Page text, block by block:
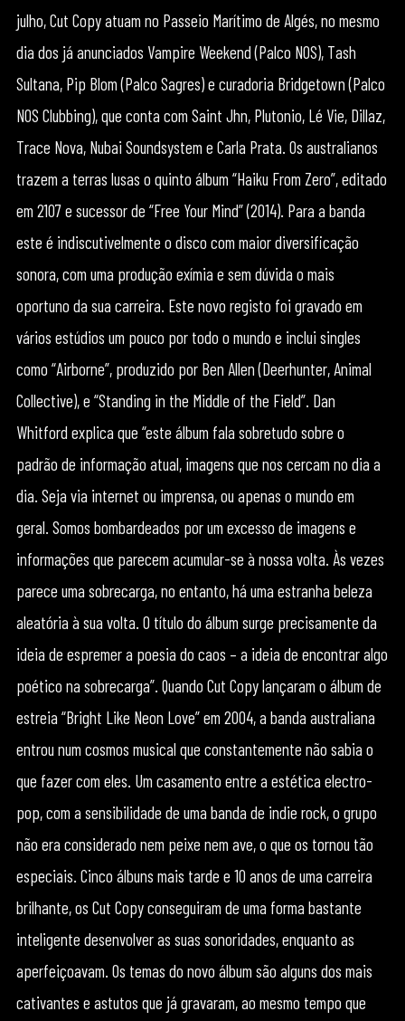
julho, Cut Copy atuam no Passeio Marítimo de Algés, no mesmo
dia dos já anunciados Vampire Weekend (Palco NOS), Tash
Sultana, Pip Blom (Palco Sagres) e curadoria Bridgetown (Palco
NOS Clubbing), que conta com Saint Jhn, Plutonio, Lé Vie, Dillaz,
Trace Nova, Nubai Soundsystem e Carla Prata. Os australianos
trazem a terras lusas o quinto álbum “Haiku From Zero”, editado
em 2107 e sucessor de “Free Your Mind” (2014). Para a banda
este é indiscutivelmente o disco com maior diversificação
sonora, com uma produção exímia e sem dúvida o mais
oportuno da sua carreira. Este novo registo foi gravado em
vários estúdios um pouco por todo o mundo e inclui singles
como “Airborne”, produzido por Ben Allen (Deerhunter, Animal
Collective), e “Standing in the Middle of the Field”. Dan
Whitford explica que “este álbum fala sobretudo sobre o
padrão de informação atual, imagens que nos cercam no dia a
dia. Seja via internet ou imprensa, ou apenas o mundo em
geral. Somos bombardeados por um excesso de imagens e
informações que parecem acumular-se à nossa volta. Às vezes
parece uma sobrecarga, no entanto, há uma estranha beleza
aleatória à sua volta. O título do álbum surge precisamente da
ideia de espremer a poesia do caos – a ideia de encontrar algo
poético na sobrecarga”. Quando Cut Copy lançaram o álbum de
estreia “Bright Like Neon Love” em 2004, a banda australiana
entrou num cosmos musical que constantemente não sabia o
que fazer com eles. Um casamento entre a estética electro-
pop, com a sensibilidade de uma banda de indie rock, o grupo
não era considerado nem peixe nem ave, o que os tornou tão
especiais. Cinco álbuns mais tarde e 10 anos de uma carreira
brilhante, os Cut Copy conseguiram de uma forma bastante
inteligente desenvolver as suas sonoridades, enquanto as
aperfeiçoavam. Os temas do novo álbum são alguns dos mais
cativantes e astutos que já gravaram, ao mesmo tempo que